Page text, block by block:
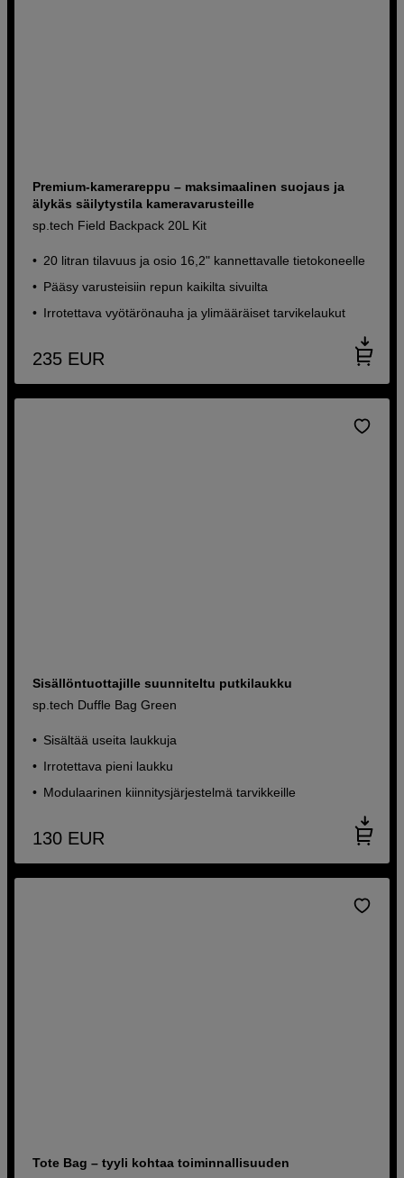
Premium-kamerareppu – maksimaalinen suojaus ja
älykäs säilytystila kameravarusteille
sp.tech Field Backpack 20L Kit
20 litran tilavuus ja osio 16,2" kannettavalle tietokoneelle
Pääsy varusteisiin repun kaikilta sivuilta
Irrotettava vyötärönauha ja ylimääräiset tarvikelaukut
235 EUR
Sisällöntuottajille suunniteltu putkilaukku
sp.tech Duffle Bag Green
Sisältää useita laukkuja
Irrotettava pieni laukku
Modulaarinen kiinnitysjärjestelmä tarvikkeille
130 EUR
Tote Bag – tyyli kohtaa toiminnallisuuden